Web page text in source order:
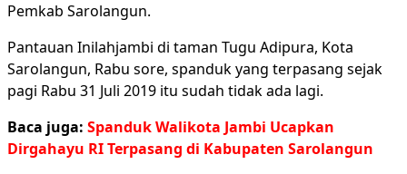
Pemkab Sarolangun.
Pantauan Inilahjambi di taman Tugu Adipura, Kota
Sarolangun, Rabu sore, spanduk yang terpasang sejak
pagi Rabu 31 Juli 2019 itu sudah tidak ada lagi.
Baca juga: Spanduk Walikota Jambi Ucapkan
Dirgahayu RI Terpasang di Kabupaten Sarolangun